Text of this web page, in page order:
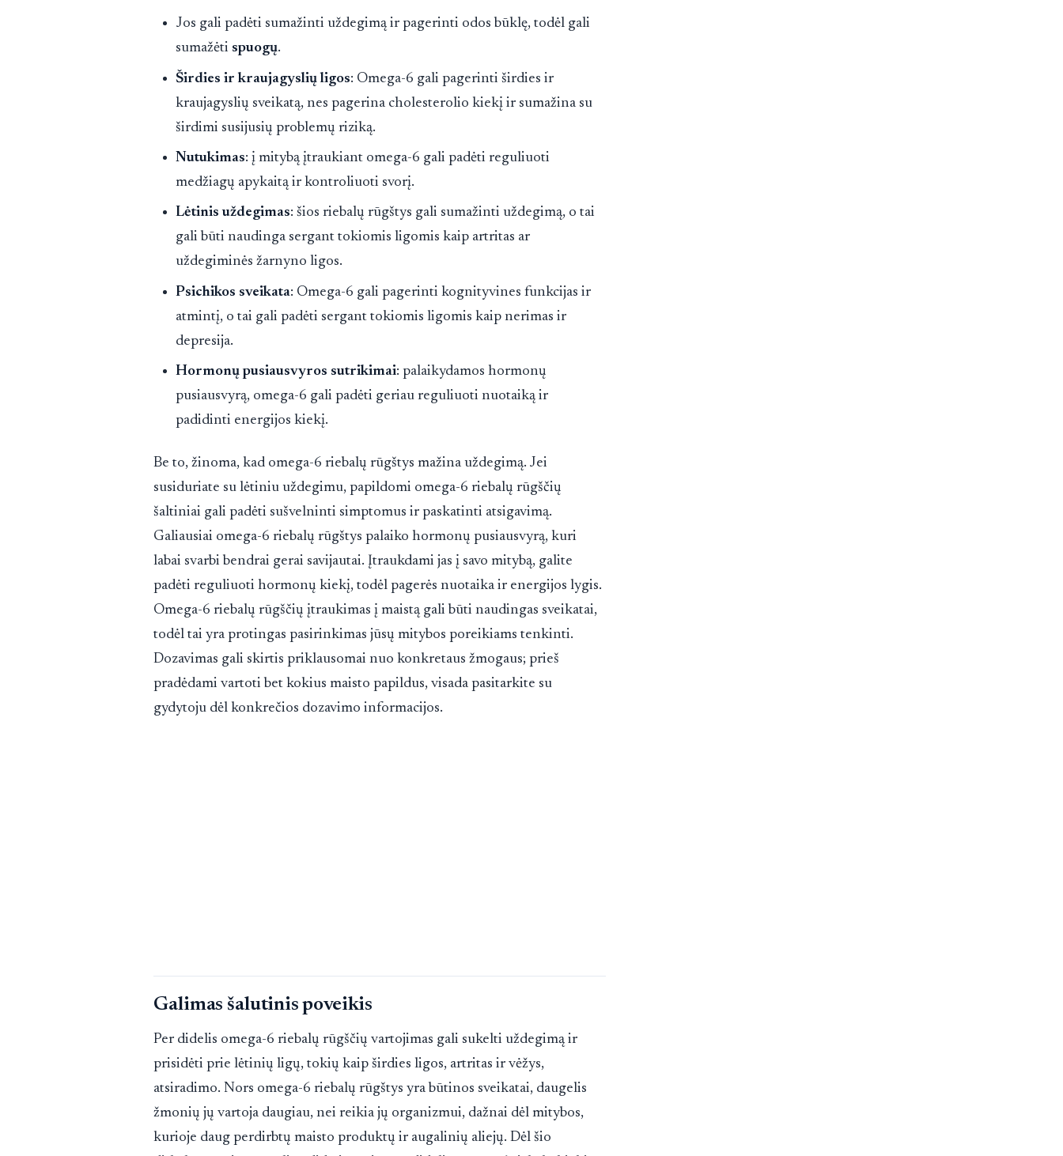
Jos gali padėti sumažinti uždegimą ir pagerinti odos būklę, todėl gali
sumažėti spuogų.
Širdies ir kraujagyslių ligos: Omega-6 gali pagerinti širdies ir
kraujagyslių sveikatą, nes pagerina cholesterolio kiekį ir sumažina su
širdimi susijusių problemų riziką.
Nutukimas: į mitybą įtraukiant omega-6 gali padėti reguliuoti
medžiagų apykaitą ir kontroliuoti svorį.
Lėtinis uždegimas: šios riebalų rūgštys gali sumažinti uždegimą, o tai
gali būti naudinga sergant tokiomis ligomis kaip artritas ar
uždegiminės žarnyno ligos.
Psichikos sveikata: Omega-6 gali pagerinti kognityvines funkcijas ir
atmintį, o tai gali padėti sergant tokiomis ligomis kaip nerimas ir
depresija.
Hormonų pusiausvyros sutrikimai: palaikydamos hormonų
pusiausvyrą, omega-6 gali padėti geriau reguliuoti nuotaiką ir
padidinti energijos kiekį.
Be to, žinoma, kad omega-6 riebalų rūgštys mažina uždegimą. Jei
susiduriate su lėtiniu uždegimu, papildomi omega-6 riebalų rūgščių
šaltiniai gali padėti sušvelninti simptomus ir paskatinti atsigavimą.
Galiausiai omega-6 riebalų rūgštys palaiko hormonų pusiausvyrą, kuri
labai svarbi bendrai gerai savijautai. Įtraukdami jas į savo mitybą, galite
padėti reguliuoti hormonų kiekį, todėl pagerės nuotaika ir energijos lygis.
Omega-6 riebalų rūgščių įtraukimas į maistą gali būti naudingas sveikatai,
todėl tai yra protingas pasirinkimas jūsų mitybos poreikiams tenkinti.
Dozavimas gali skirtis priklausomai nuo konkretaus žmogaus; prieš
pradėdami vartoti bet kokius maisto papildus, visada pasitarkite su
gydytoju dėl konkrečios dozavimo informacijos.
Galimas šalutinis poveikis
Per didelis omega-6 riebalų rūgščių vartojimas gali sukelti uždegimą ir
prisidėti prie lėtinių ligų, tokių kaip širdies ligos, artritas ir vėžys,
atsiradimo. Nors omega-6 riebalų rūgštys yra būtinos sveikatai, daugelis
žmonių jų vartoja daugiau, nei reikia jų organizmui, dažnai dėl mitybos,
kurioje daug perdirbtų maisto produktų ir augalinių aliejų. Dėl šio